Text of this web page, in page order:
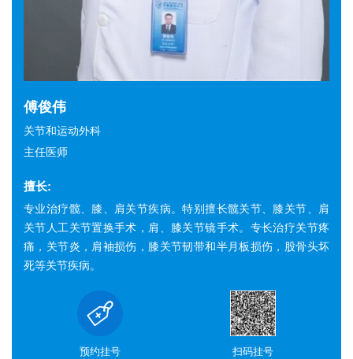
傅俊伟
关节和运动外科
主任医师
擅长:
专业治疗髋、膝、肩关节疾病。特别擅长髋关节、膝关节、肩
关节人工关节置换手术，肩、膝关节镜手术。专长治疗关节疼
痛，关节炎，肩袖损伤，膝关节韧带和半月板损伤，股骨头坏
死等关节疾病。
预约挂号 扫码挂号